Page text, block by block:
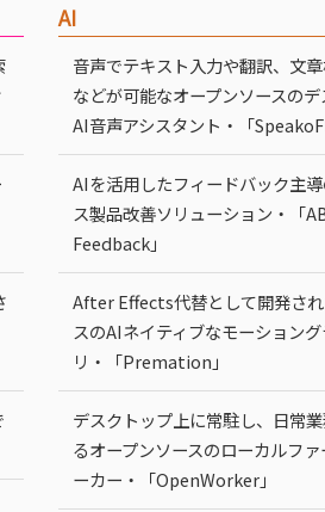
AI
音声でテキスト入力や翻訳、文
などが可能なオープンソースの
AI音声アシスタント・「
AIを活用したフィードバック主
ス製品改善ソリューション・「
Feedback」
After Effects代替として開発さ
スのAIネイティブなモーション
リ・「Premation」
デスクトップ上に常駐し、日常
るオープンソースのローカルフ
ーカー・「OpenWorker」